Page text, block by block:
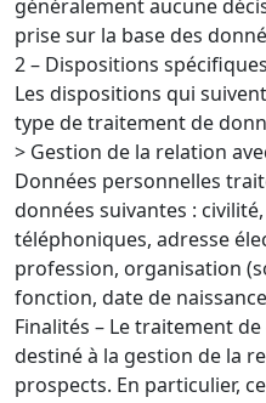
généralement aucune
prise sur la base des
2 – Dispositions spécifiques
Les dispositions qui
type de traitement de
> Gestion de la relation
Données personnelles
données suivantes :
téléphoniques, adresse
profession, organisation
fonction, date de
Finalités – Le traitement
destiné à la gestion de la
prospects. En particulier,